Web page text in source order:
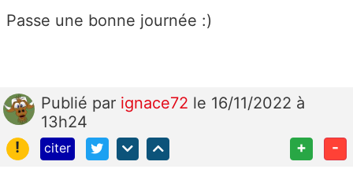
Passe une bonne journée :)
Publié par ignace72 le 16/11/2022 à
13h24
!
citer + -